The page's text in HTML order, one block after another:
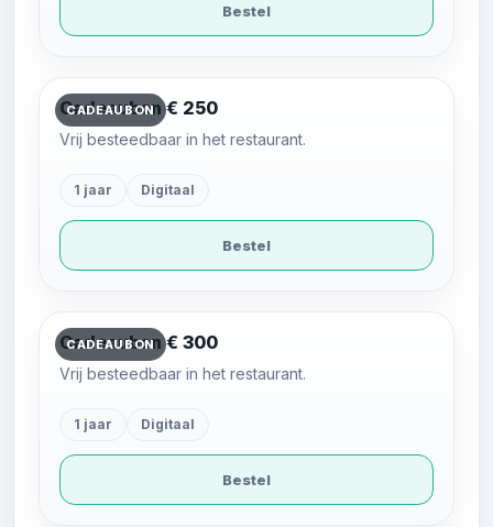
Bestel
CADEAUBON
Cadeaubon € 250
Vrij besteedbaar in het restaurant.
1 jaar Digitaal
Bestel
CADEAUBON
Cadeaubon € 300
Vrij besteedbaar in het restaurant.
1 jaar Digitaal
Bestel